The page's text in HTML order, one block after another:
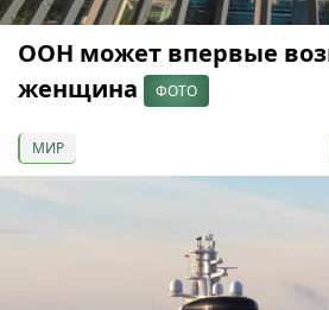
ООН может впервые
женщина
ФОТО
МИР